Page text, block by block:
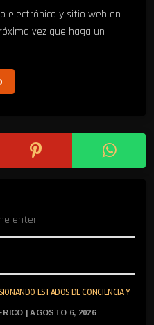
electrónico y sitio web en
vez que haga un
ESTADOS DE CONCIENCIA Y
| AGOSTO 6, 2026